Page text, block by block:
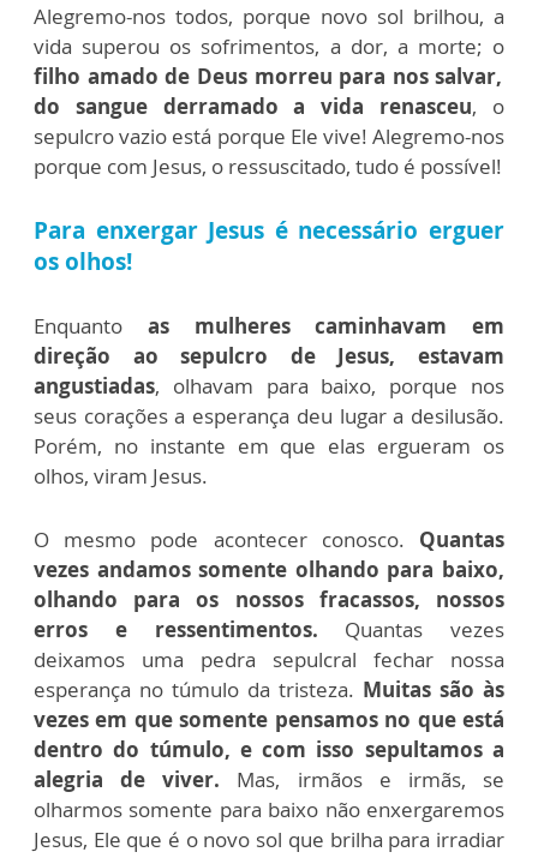
Alegremo-nos todos, porque novo sol brilhou, a
vida superou os sofrimentos, a dor, a morte; o
filho amado de Deus morreu para nos salvar,
do sangue derramado a vida renasceu, o
sepulcro vazio está porque Ele vive! Alegremo-nos
porque com Jesus, o ressuscitado, tudo é possível!
Para enxergar Jesus é necessário erguer
os olhos!
Enquanto as mulheres caminhavam em
direção ao sepulcro de Jesus, estavam
angustiadas, olhavam para baixo, porque nos
seus corações a esperança deu lugar a desilusão.
Porém, no instante em que elas ergueram os
olhos, viram Jesus.
O mesmo pode acontecer conosco. Quantas
vezes andamos somente olhando para baixo,
olhando para os nossos fracassos, nossos
erros e ressentimentos. Quantas vezes
deixamos uma pedra sepulcral fechar nossa
esperança no túmulo da tristeza. Muitas são às
vezes em que somente pensamos no que está
dentro do túmulo, e com isso sepultamos a
alegria de viver. Mas, irmãos e irmãs, se
olharmos somente para baixo não enxergaremos
Jesus, Ele que é o novo sol que brilha para irradiar